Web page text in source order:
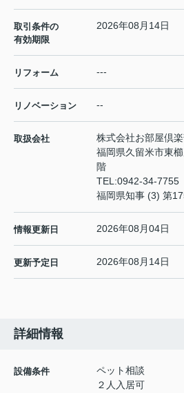
取引条件の
有効期限
2026年08月14日
リフォーム ---
リノベーション --
取扱会社
株式会社お部屋倶
福岡県久留米市東
階
TEL:0942-34-7755
福岡県知事 (3) 第
情報更新日 2026年08月04日
更新予定日 2026年08月14日
詳細情報
設備条件
ペット相談
２人入居可